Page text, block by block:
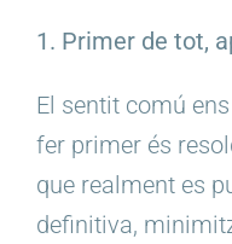
1. Primer de tot,
El sentit comú
fer primer és
que realment es
definitiva,